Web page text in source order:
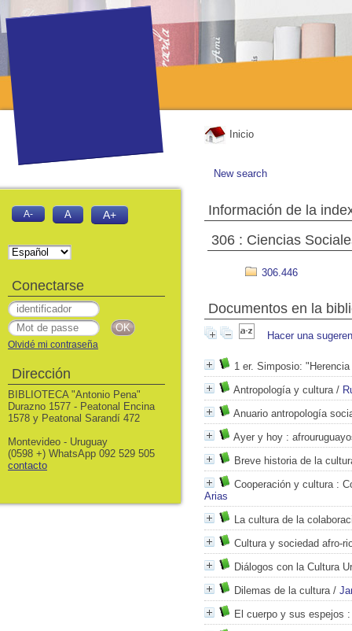
Inicio
New search
Información de la
306 : Ciencias
306.446
Documentos en la
Hacer una
1 er. Simposio:
Antropología y cultura/
Anuario antropología
Ayer y hoy :
Breve historia de la
Cooperación y cultura:
Arias
La cultura de la
Cultura y sociedad afro-
Diálogos con la Cultura
Dilemas de la cultura/
El cuerpo y sus espejos
A- A A+
Conectarse
Olvidé mi contraseña
Dirección
BIBLIOTECA "Antonio Pena"
Durazno 1577 - Peatonal Encina
1578 y Peatonal Sarandí 472
Montevideo - Uruguay
(0598 +) WhatsApp 092 529 505
contacto